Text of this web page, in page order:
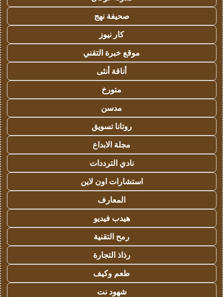
صحيفة نهج
كار نيوز
موقع خبرة التقني
أناقة أنثى
متورخ
مدسن
روتانا تسويق
مجلة الابداع
نادي الترددات
استشارات اون لاين
المعارف
هيدب فيديو
رمح التقنية
رذاذ التجارة
طعم وكيف
شهود نت